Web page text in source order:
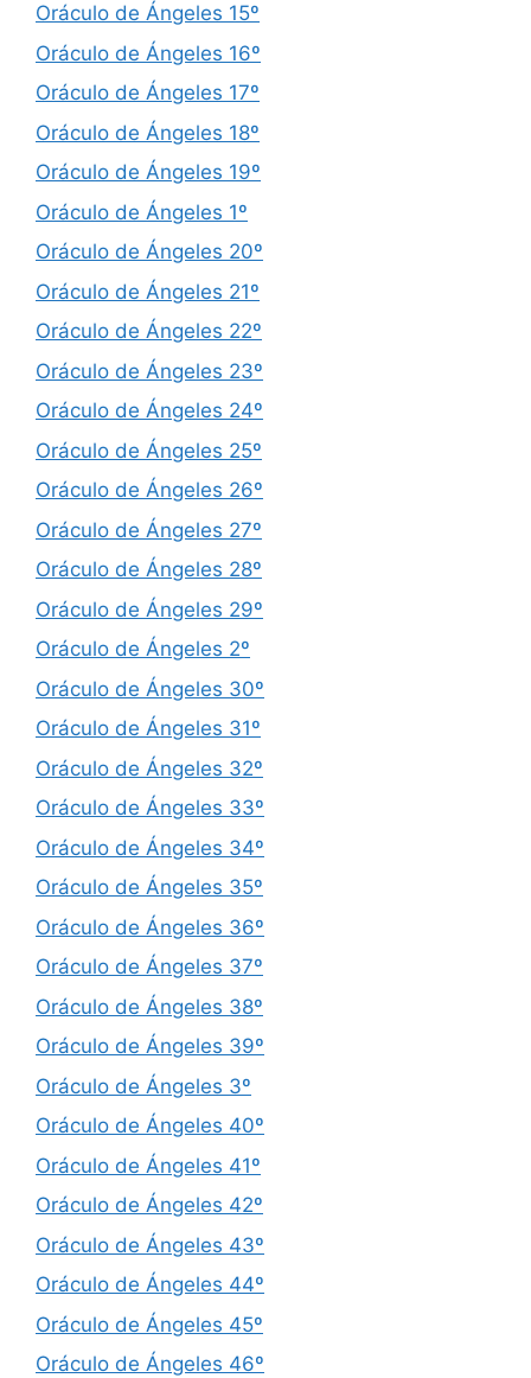
Oráculo de Ángeles 15º
Oráculo de Ángeles 16º
Oráculo de Ángeles 17º
Oráculo de Ángeles 18º
Oráculo de Ángeles 19º
Oráculo de Ángeles 1º
Oráculo de Ángeles 20º
Oráculo de Ángeles 21º
Oráculo de Ángeles 22º
Oráculo de Ángeles 23º
Oráculo de Ángeles 24º
Oráculo de Ángeles 25º
Oráculo de Ángeles 26º
Oráculo de Ángeles 27º
Oráculo de Ángeles 28º
Oráculo de Ángeles 29º
Oráculo de Ángeles 2º
Oráculo de Ángeles 30º
Oráculo de Ángeles 31º
Oráculo de Ángeles 32º
Oráculo de Ángeles 33º
Oráculo de Ángeles 34º
Oráculo de Ángeles 35º
Oráculo de Ángeles 36º
Oráculo de Ángeles 37º
Oráculo de Ángeles 38º
Oráculo de Ángeles 39º
Oráculo de Ángeles 3º
Oráculo de Ángeles 40º
Oráculo de Ángeles 41º
Oráculo de Ángeles 42º
Oráculo de Ángeles 43º
Oráculo de Ángeles 44º
Oráculo de Ángeles 45º
Oráculo de Ángeles 46º